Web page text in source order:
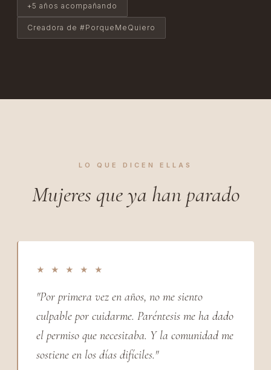
+5 años acompañando
Creadora de #PorqueMeQuiero
LO QUE DICEN ELLAS
Mujeres que ya han parado
★ ★ ★ ★ ★
"Por primera vez en años, no me siento
culpable por cuidarme. Paréntesis me ha dado
el permiso que necesitaba. Y la comunidad me
sostiene en los días difíciles."